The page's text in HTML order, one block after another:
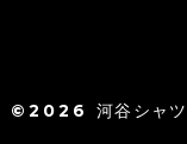
©2026河谷シャツ